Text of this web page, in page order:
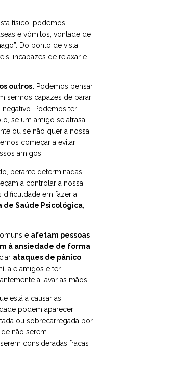
físico, podemos
e vómitos, vontade de
Do ponto de vista
incapazes de relaxar e
outros. Podemos pensar
sermos capazes de parar
negativo. Podemos ter
se um amigo se atrasa
ou se não quer a nossa
começar a evitar
amigos.
perante determinadas
a controlar a nossa
dificuldade em fazer a
Saúde Psicológica
e afetam pessoas
à ansiedade de forma
ataques de pânico
e amigos e ter
a lavar as mãos.
está a causar as
podem aparecer
ou sobrecarregada por
não serem
consideradas fracas